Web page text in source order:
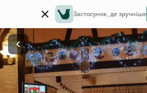
Застосунок, де зручніше